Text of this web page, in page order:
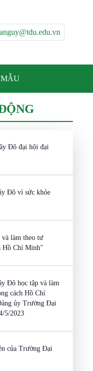
Đô đại hội đại
Đô vì sức khỏe
và làm theo tư
Hồ Chí Minh"
Đô học tập và làm
cách Hồ Chí
ủy Trường Đại
5/2023
của Trường Đại